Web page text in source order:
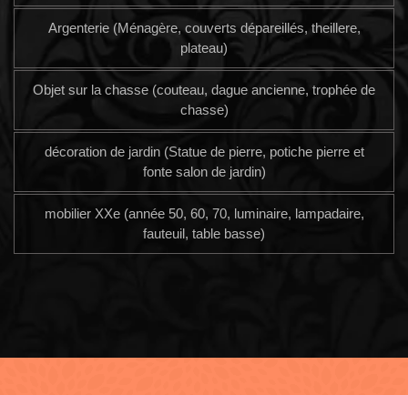
Argenterie (Ménagère, couverts dépareillés, theillere,
plateau)
Objet sur la chasse (couteau, dague ancienne, trophée de
chasse)
décoration de jardin (Statue de pierre, potiche pierre et
fonte salon de jardin)
mobilier XXe (année 50, 60, 70, luminaire, lampadaire,
fauteuil, table basse)